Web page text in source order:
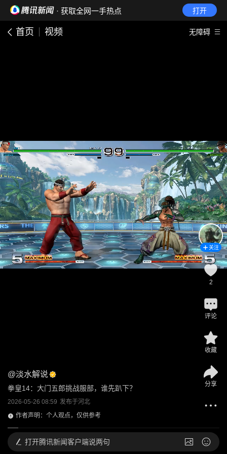
· 获取全网一手热点 打开
首页 视频 无障碍
@淡水解说
拳皇14：大门五郎挑战服部，谁先趴下？
2026-05-26 08:59 发布于河北
作者声明：个人观点，仅供参考
关注
2
评论
收藏
分享
打开腾讯新闻客户端说两句